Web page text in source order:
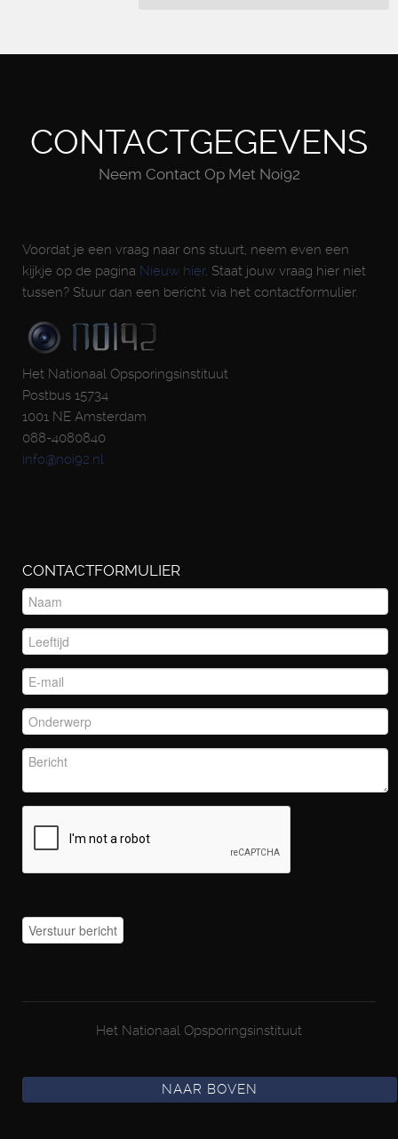
CONTACTGEGEVENS
Neem Contact Op Met Noi92
Voordat je een vraag naar ons stuurt, neem even een
kijkje op de pagina Nieuw hier. Staat jouw vraag hier niet
tussen? Stuur dan een bericht via het contactformulier.
Het Nationaal Opsporingsinstituut
Postbus 15734
1001 NE Amsterdam
088-4080840
info@noi92.nl
CONTACTFORMULIER
Het Nationaal Opsporingsinstituut
NAAR BOVEN